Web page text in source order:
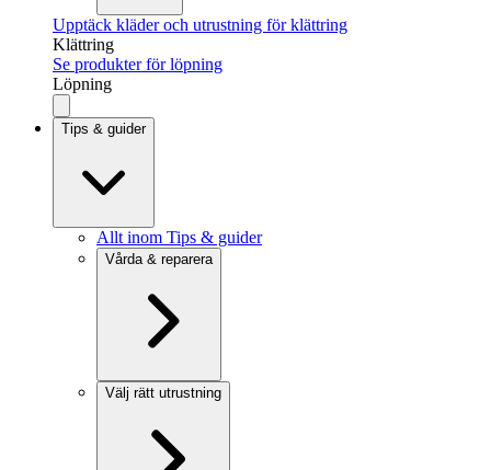
Upptäck kläder och utrustning för klättring
Klättring
Se produkter för löpning
Löpning
Tips & guider
Allt inom Tips & guider
Vårda & reparera
Välj rätt utrustning